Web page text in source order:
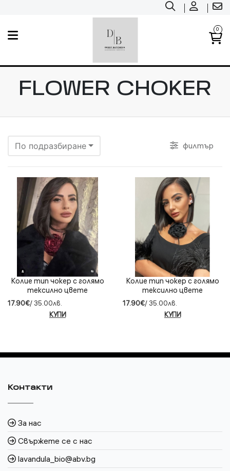
0
FLOWER CHOKER
По подразбиране филтър
Колие тип чокер с голямо
тексилно цвете
17.90€/ 35.00лв.
КУПИ
Колие тип чокер с голямо
тексилно цвете
17.90€/ 35.00лв.
КУПИ
Контакти
За нас
Свържете се с нас
lavandula_bio@abv.bg